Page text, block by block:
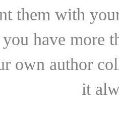
them with
have more
own author
it